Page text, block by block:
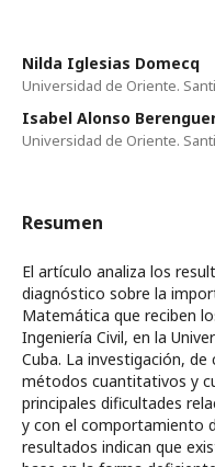
Nilda Iglesias Domecq
Universidad de Oriente.
Isabel Alonso
Universidad de Oriente.
Resumen
El artículo analiza los
diagnóstico sobre la
Matemática que reciben
Ingeniería Civil, en la
Cuba. La investigación,
métodos cuantitativos y
principales dificultades
y con el comportamiento
resultados indican que